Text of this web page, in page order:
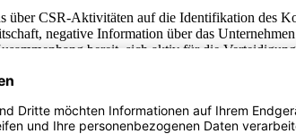
CSR-Aktivitäten auf die Identifikation des
negative Information über das
bereit, sich aktiv für die
Unternehmen nicht ohne Weiteres Glauben
für ein nicht-ethisches (vgl. Trudel,